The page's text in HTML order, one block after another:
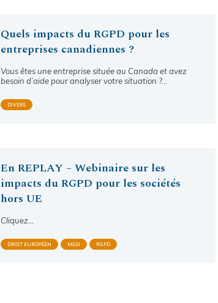
Quels impacts du RGPD pour les
entreprises canadiennes ?
Vous êtes une entreprise située au Canada et avez
besoin d’aide pour analyser votre situation ?…
DIVERS
En REPLAY – Webinaire sur les
impacts du RGPD pour les sociétés
hors UE
Cliquez…
DROIT EUROPÉEN MGSI RGPD